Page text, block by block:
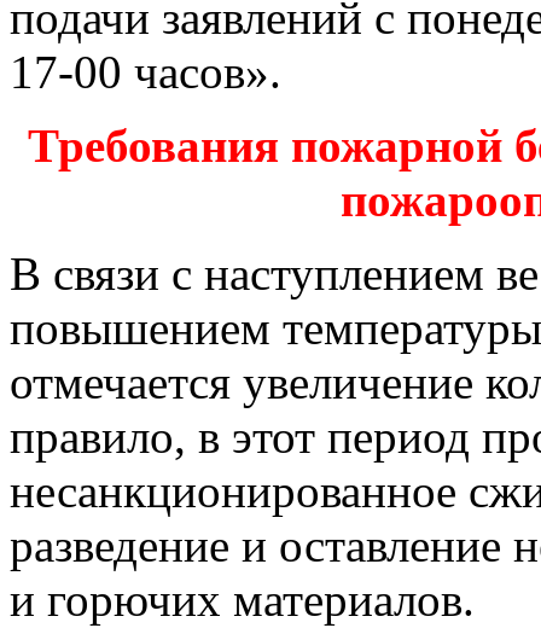
подачи заявлений с
17-00 часов».
Требования пожарной
В связи с наступлением
повышением
отмечается увеличение
правило, в этот период
несанкционированное
разведение и
и горючих материалов.